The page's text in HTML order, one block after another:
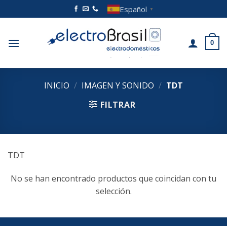
al
Español ▼
0
INICIO / IMAGEN Y SONIDO / TDT
FILTRAR
TDT
No se han encontrado productos que coincidan con tu
selección.